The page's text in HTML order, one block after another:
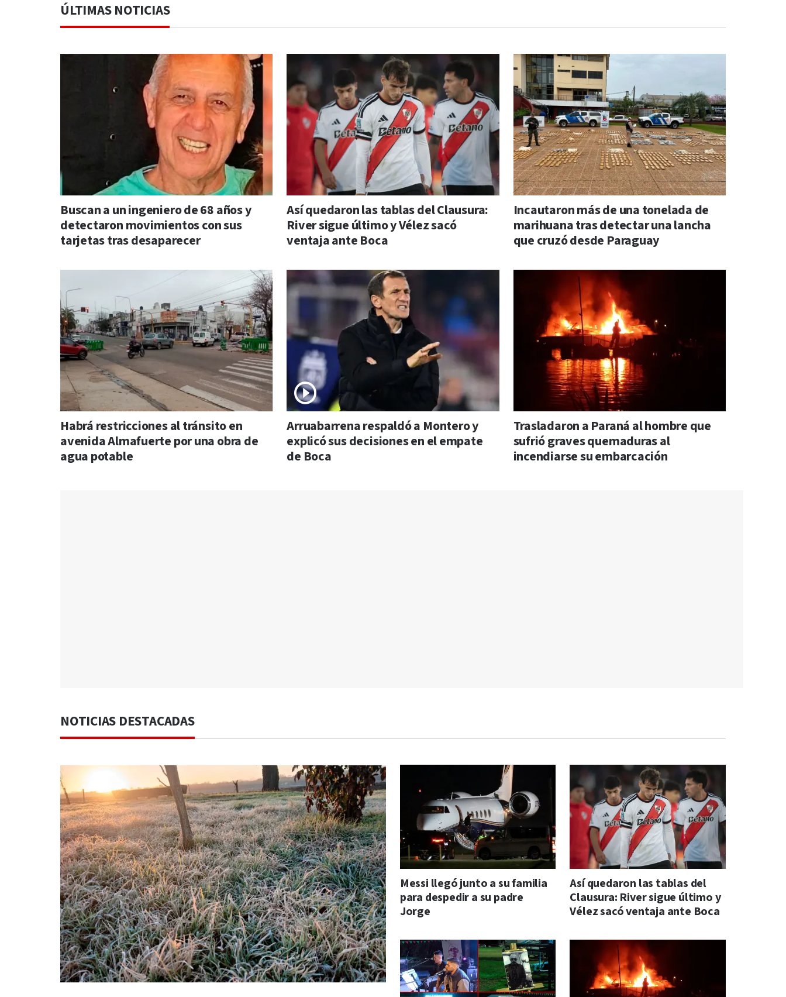
ÚLTIMAS NOTICIAS
Buscan a un ingeniero de 68 años y
detectaron movimientos con sus
tarjetas tras desaparecer
Así quedaron las tablas del Clausura:
River sigue último y Vélez sacó
ventaja ante Boca
Incautaron más de una tonelada de
marihuana tras detectar una lancha
que cruzó desde Paraguay
Habrá restricciones al tránsito en
avenida Almafuerte por una obra de
agua potable
Arruabarrena respaldó a Montero y
explicó sus decisiones en el empate
de Boca
Trasladaron a Paraná al hombre que
sufrió graves quemaduras al
incendiarse su embarcación
NOTICIAS DESTACADAS
Messi llegó junto a su familia
para despedir a su padre
Jorge
Así quedaron las tablas del
Clausura: River sigue último y
Vélez sacó ventaja ante Boca